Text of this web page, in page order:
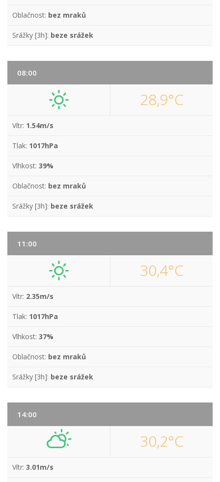
Oblačnost: bez mraků
Srážky [3h]: beze srážek
08:00
28,9°C
Vítr: 1.54m/s
Tlak: 1017hPa
Vlhkost: 39%
Oblačnost: bez mraků
Srážky [3h]: beze srážek
11:00
30,4°C
Vítr: 2.35m/s
Tlak: 1017hPa
Vlhkost: 37%
Oblačnost: bez mraků
Srážky [3h]: beze srážek
14:00
30,2°C
Vítr: 3.01m/s